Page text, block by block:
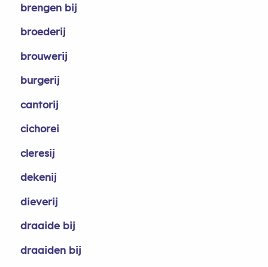
brengen bij
broederij
brouwerij
burgerij
cantorij
cichorei
cleresij
dekenij
dieverij
draaide bij
draaiden bij